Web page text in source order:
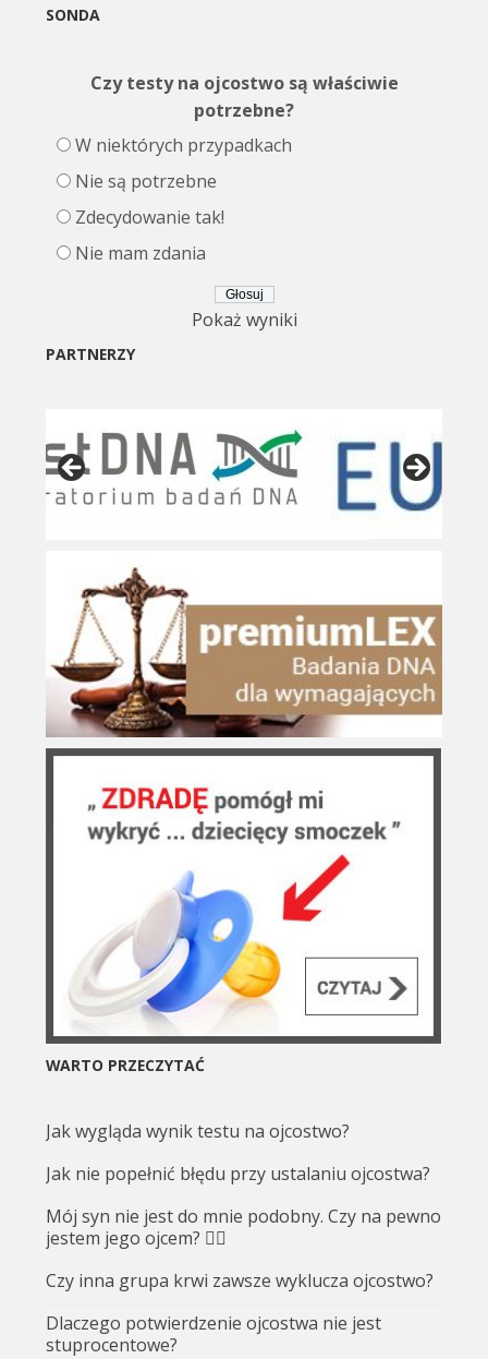
SONDA
Czy testy na ojcostwo są właściwie
potrzebne?
W niektórych przypadkach
Nie są potrzebne
Zdecydowanie tak!
Nie mam zdania
Pokaż wyniki
PARTNERZY
WARTO PRZECZYTAĆ
Jak wygląda wynik testu na ojcostwo?
Jak nie popełnić błędu przy ustalaniu ojcostwa?
Mój syn nie jest do mnie podobny. Czy na pewno
jestem jego ojcem? 🤷‍♂️
Czy inna grupa krwi zawsze wyklucza ojcostwo?
Dlaczego potwierdzenie ojcostwa nie jest
stuprocentowe?